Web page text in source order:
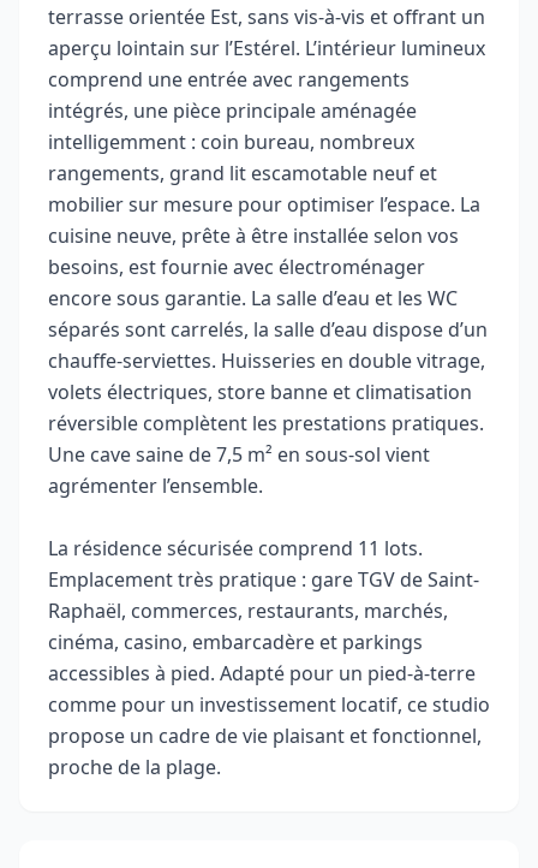
terrasse orientée Est, sans vis-à-vis et offrant un
aperçu lointain sur l’Estérel. L’intérieur lumineux
comprend une entrée avec rangements
intégrés, une pièce principale aménagée
intelligemment : coin bureau, nombreux
rangements, grand lit escamotable neuf et
mobilier sur mesure pour optimiser l’espace. La
cuisine neuve, prête à être installée selon vos
besoins, est fournie avec électroménager
encore sous garantie. La salle d’eau et les WC
séparés sont carrelés, la salle d’eau dispose d’un
chauffe-serviettes. Huisseries en double vitrage,
volets électriques, store banne et climatisation
réversible complètent les prestations pratiques.
Une cave saine de 7,5 m² en sous-sol vient
agrémenter l’ensemble.
La résidence sécurisée comprend 11 lots.
Emplacement très pratique : gare TGV de Saint-
Raphaël, commerces, restaurants, marchés,
cinéma, casino, embarcadère et parkings
accessibles à pied. Adapté pour un pied-à-terre
comme pour un investissement locatif, ce studio
propose un cadre de vie plaisant et fonctionnel,
proche de la plage.